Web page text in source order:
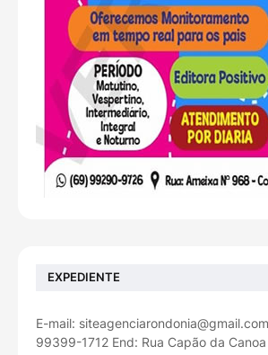
EXPEDIENTE
E-mail:
99399-1712 End: Rua Capão da